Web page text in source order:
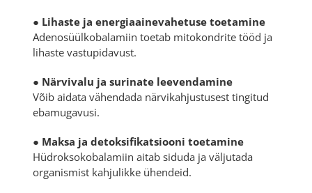
● Lihaste ja energiaainevahetuse toetamine
Adenosüülkobalamiin toetab mitokondrite tööd ja
lihaste vastupidavust.
● Närvivalu ja surinate leevendamine
Võib aidata vähendada närvikahjustusest tingitud
ebamugavusi.
● Maksa ja detoksifikatsiooni toetamine
Hüdroksokobalamiin aitab siduda ja väljutada
organismist kahjulikke ühendeid.